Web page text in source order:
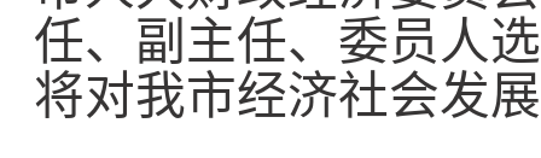
任、副主任、委员人
将对我市经济社会发